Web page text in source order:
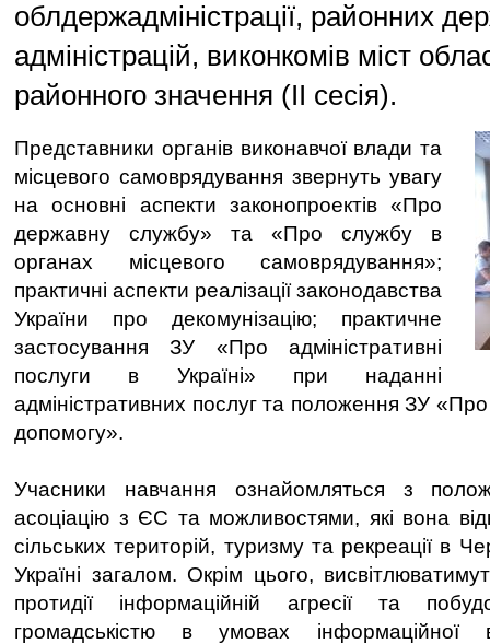
облдержадміністрації, районних
адміністрацій, виконкомів міст
районного значення (ІІ сесія).
Представники органів виконавчої влади та
місцевого самоврядування звернуть увагу
на основні аспекти законопроектів «Про
державну службу» та «Про службу в
органах місцевого самоврядування»;
практичні аспекти реалізації законодавства
України про декомунізацію; практичне
застосування ЗУ «Про адміністративні
послуги в Україні» при наданні
адміністративних послуг та положення ЗУ
допомогу».
Учасники навчання ознайомляться з
асоціацію з ЄС та можливостями, які вона
сільських територій, туризму та рекреації в
Україні загалом. Окрім цього,
протидії інформаційній агресії та
громадськістю в умовах